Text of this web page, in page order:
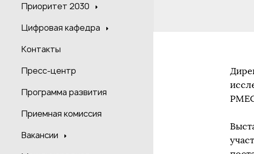
Приоритет 2030
Цифровая кафедра
Контакты
Пресс-центр
Программа развития
Приемная комиссия
Вакансии